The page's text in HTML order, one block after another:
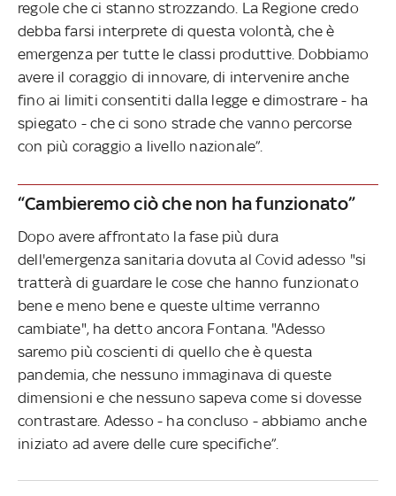
regole che ci stanno strozzando. La Regione credo
debba farsi interprete di questa volontà, che è
emergenza per tutte le classi produttive. Dobbiamo
avere il coraggio di innovare, di intervenire anche
fino ai limiti consentiti dalla legge e dimostrare - ha
spiegato - che ci sono strade che vanno percorse
con più coraggio a livello nazionale”.
“Cambieremo ciò che non ha funzionato”
Dopo avere affrontato la fase più dura
dell'emergenza sanitaria dovuta al Covid adesso "si
tratterà di guardare le cose che hanno funzionato
bene e meno bene e queste ultime verranno
cambiate", ha detto ancora Fontana. "Adesso
saremo più coscienti di quello che è questa
pandemia, che nessuno immaginava di queste
dimensioni e che nessuno sapeva come si dovesse
contrastare. Adesso - ha concluso - abbiamo anche
iniziato ad avere delle cure specifiche”.